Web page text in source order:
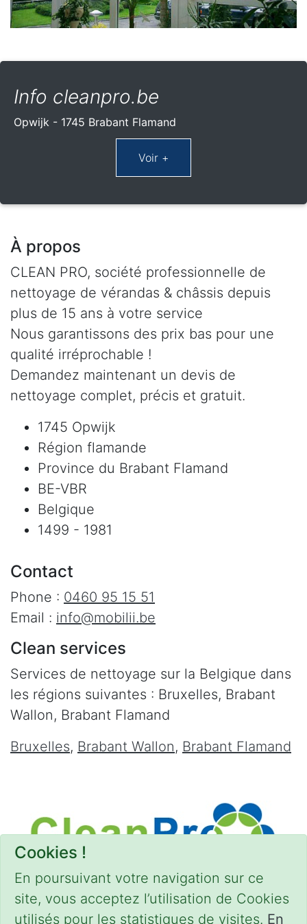
Cookies !
En poursuivant votre navigation sur ce
site, vous acceptez l’utilisation de Cookies
utilisés pour les statistiques de visites. En
Info cleanpro.be
Opwijk - 1745 Brabant Flamand
À propos
CLEAN PRO, société professionnelle de
nettoyage de vérandas & châssis depuis
plus de 15 ans à votre service
Nous garantissons des prix bas pour une
qualité irréprochable !
Demandez maintenant un devis de
nettoyage complet, précis et gratuit.
1745 Opwijk
Région flamande
Province du Brabant Flamand
BE-VBR
Belgique
1499 - 1981
Contact
Phone : 0460 95 15 51
Email : info@mobilii.be
Clean services
Services de nettoyage sur la Belgique dans
les régions suivantes : Bruxelles, Brabant
Wallon, Brabant Flamand
Bruxelles, Brabant Wallon, Brabant Flamand